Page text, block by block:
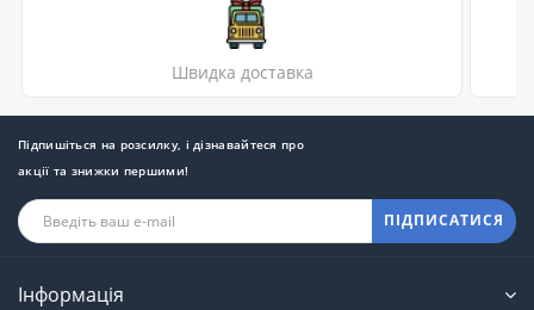
Швидка доставка
Підпишіться на розсилку, і дізнавайтеся про
акції та знижки першими!
ПІДПИСАТИСЯ
Інформація